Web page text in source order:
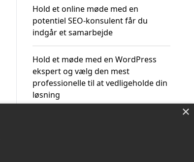
Hold et online møde med en
potentiel SEO-konsulent får du
indgår et samarbejde
Hold et møde med en WordPress
ekspert og vælg den mest
professionelle til at vedligeholde din
løsning
×